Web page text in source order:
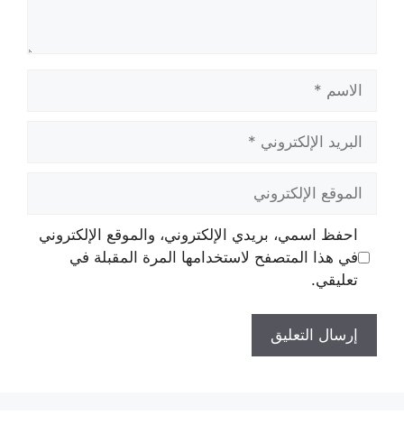
الإلكتروني
الإلكتروني
احفظ اسمي، بريدي الإلكتروني، والموقع الإلكتروني
في هذا المتصفح لاستخدامها المرة المقبلة في
تعليقي.